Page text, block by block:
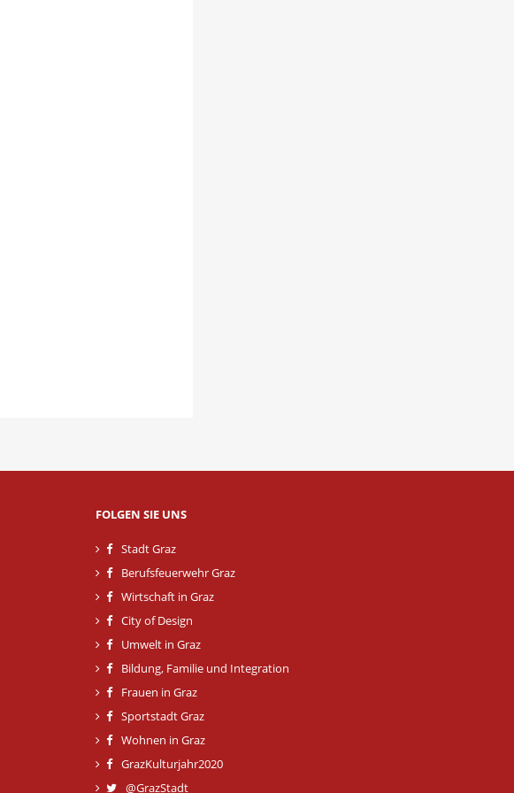
FOLGEN SIE UNS
Stadt Graz
Berufsfeuerwehr Graz
Wirtschaft in Graz
City of Design
Umwelt in Graz
Bildung, Familie und Integration
Frauen in Graz
Sportstadt Graz
Wohnen in Graz
GrazKulturjahr2020
@GrazStadt